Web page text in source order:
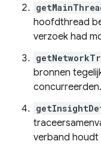
hoofdthread
verzoek had
bronnen
concurreerden.
verband houdt